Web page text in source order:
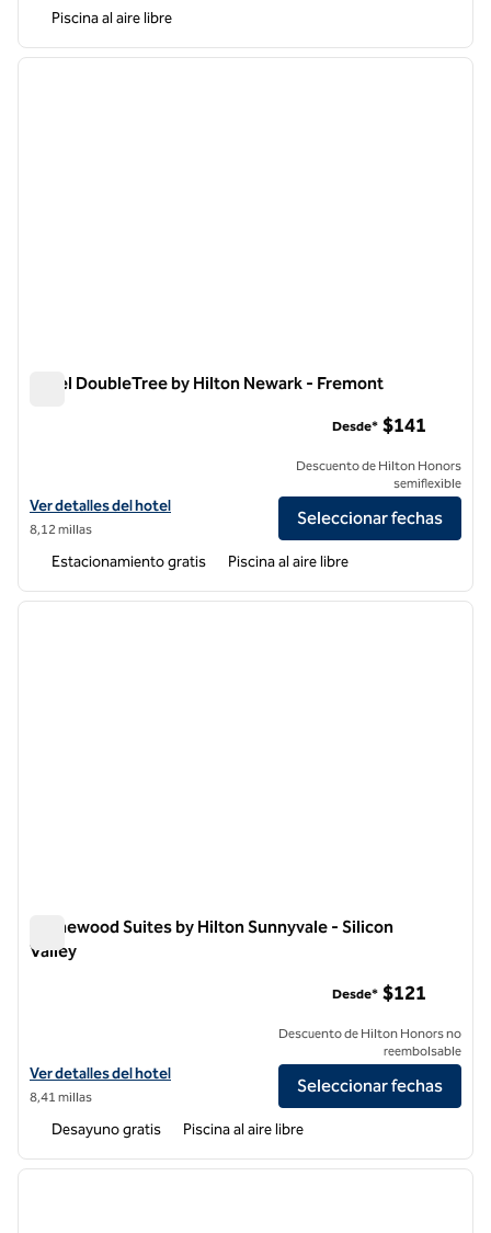
Piscina al aire libre
1 de 12
Hotel DoubleTree by Hilton Newark - Fremont
Ver detalles del hotel DoubleTree by Hilton Newark - Fremont
Ver detalles del hotel
8,12 millas
Desde* $141
Descuento de Hilton Honors
semiflexible
Seleccionar fechas
Estacionamiento gratis Piscina al aire libre
1 de 12
Homewood Suites by Hilton Sunnyvale - Silicon
Valley
Ver detalles del hotel Homewood Suites by Hilton Sunnyvale - Silicon
Ver detalles del hotel
8,41 millas
Desde* $121
Descuento de Hilton Honors no
reembolsable
Seleccionar fechas
Desayuno gratis Piscina al aire libre
1 de 12